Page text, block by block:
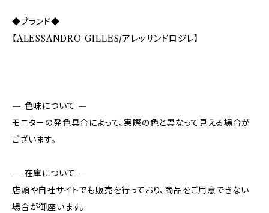
◆ブランド◆
【ALESSANDRO GILLES/アレッサンドロジレ】
— 色味について —
モニターの発色具合によって、実際の色と異なって見える場合が
ございます。
— 在庫について —
店頭や自社サイトでも販売を行っており、商品をご用意できない
場合が御座います。